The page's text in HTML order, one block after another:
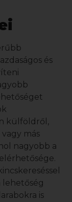
és
külföldről,
más
nagyobb a
lehetőség
is